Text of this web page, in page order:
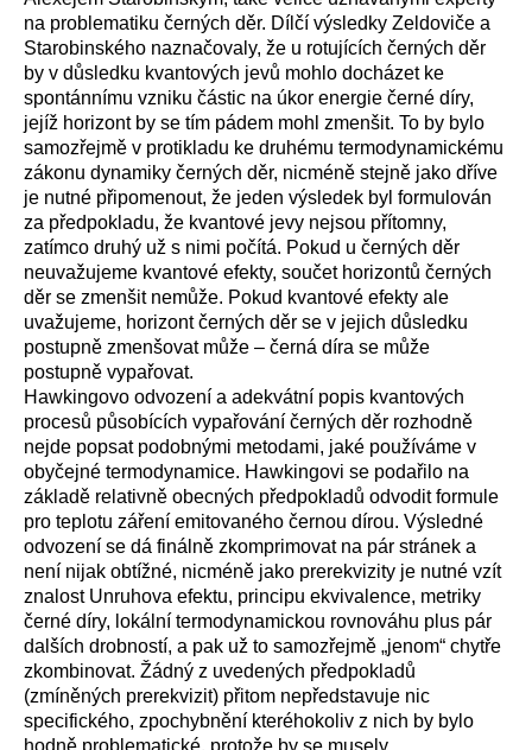
na problematiku černých děr. Dílčí výsledky Zeldoviče a
Starobinského naznačovaly, že u rotujících černých děr
by v důsledku kvantových jevů mohlo docházet ke
spontánnímu vzniku částic na úkor energie černé díry,
jejíž horizont by se tím pádem mohl zmenšit. To by bylo
samozřejmě v protikladu ke druhému termodynamickému
zákonu dynamiky černých děr, nicméně stejně jako dříve
je nutné připomenout, že jeden výsledek byl formulován
za předpokladu, že kvantové jevy nejsou přítomny,
zatímco druhý už s nimi počítá. Pokud u černých děr
neuvažujeme kvantové efekty, součet horizontů černých
děr se zmenšit nemůže. Pokud kvantové efekty ale
uvažujeme, horizont černých děr se v jejich důsledku
postupně zmenšovat může – černá díra se může
postupně vypařovat.
Hawkingovo odvození a adekvátní popis kvantových
procesů působících vypařování černých děr rozhodně
nejde popsat podobnými metodami, jaké používáme v
obyčejné termodynamice. Hawkingovi se podařilo na
základě relativně obecných předpokladů odvodit formule
pro teplotu záření emitovaného černou dírou. Výsledné
odvození se dá finálně zkomprimovat na pár stránek a
není nijak obtížné, nicméně jako prerekvizity je nutné vzít
znalost Unruhova efektu, principu ekvivalence, metriky
černé díry, lokální termodynamickou rovnováhu plus pár
dalších drobností, a pak už to samozřejmě „jenom“ chytře
zkombinovat. Žádný z uvedených předpokladů
(zmíněných prerekvizit) přitom nepředstavuje nic
specifického, zpochybnění kteréhokoliv z nich by bylo
hodně problematické, protože by se musely